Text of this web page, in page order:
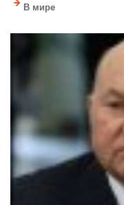
В мире